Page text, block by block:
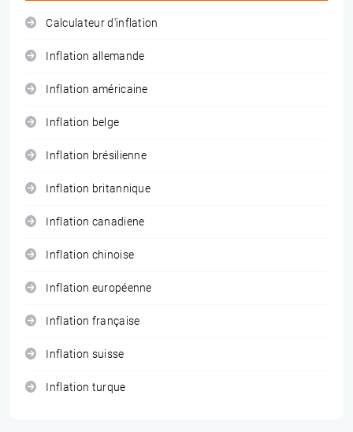
Calculateur d'inflation
Inflation allemande
Inflation américaine
Inflation belge
Inflation brésilienne
Inflation britannique
Inflation canadiene
Inflation chinoise
Inflation européenne
Inflation française
Inflation suisse
Inflation turque